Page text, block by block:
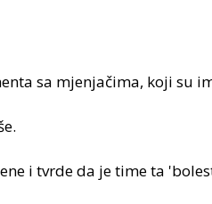
sa mjenjačima, koji su
i tvrde da je time ta